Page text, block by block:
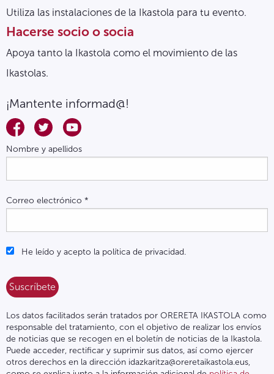
Utiliza las instalaciones de la Ikastola para tu evento.
Hacerse socio o socia
Apoya tanto la Ikastola como el movimiento de las
Ikastolas.
¡Mantente informad@!
Nombre y apellidos
Correo electrónico *
He leído y acepto la política de privacidad.
Los datos facilitados serán tratados por ORERETA IKASTOLA como
responsable del tratamiento, con el objetivo de realizar los envíos
de noticias que se recogen en el boletín de noticias de la Ikastola.
Puede acceder, rectificar y suprimir sus datos, así como ejercer
otros derechos en la dirección idazkaritza@oreretaikastola.eus,